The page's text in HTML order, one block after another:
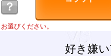
？
選びください。
好き嫌